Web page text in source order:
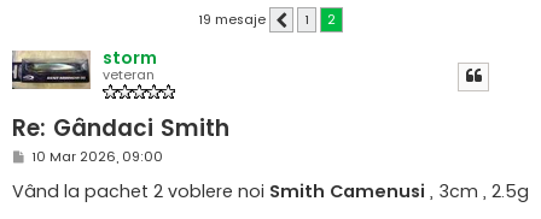
19 mesaje Anterior
1 2
storm
veteran
Re: Gândaci Smith
M
s
a
10 Mar 2026, 09:00
Vând la pachet 2 voblere noi Smith Camenusi , 3cm , 2.5g